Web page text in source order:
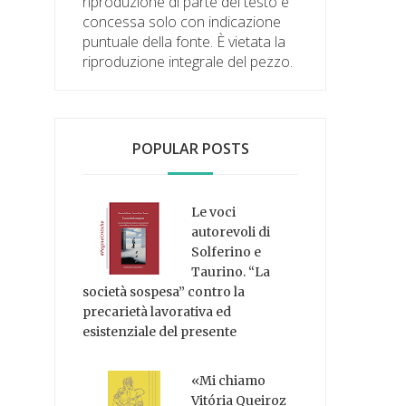
concessa solo con indicazione
puntuale della fonte. È vietata la
riproduzione integrale del pezzo.
POPULAR POSTS
Le voci
autorevoli di
Solferino e
Taurino. “La
società sospesa” contro la
precarietà lavorativa ed
esistenziale del presente
«Mi chiamo
Vitória Queiroz